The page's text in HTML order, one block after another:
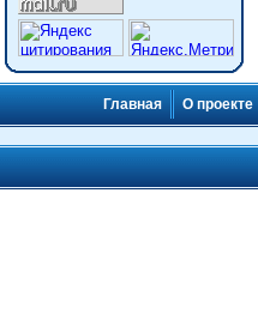
Главная О проекте